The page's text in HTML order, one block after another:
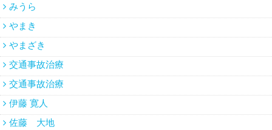
みうら
やまき
やまざき
交通事故治療
交通事故治療
伊藤 寛人
佐藤 大地